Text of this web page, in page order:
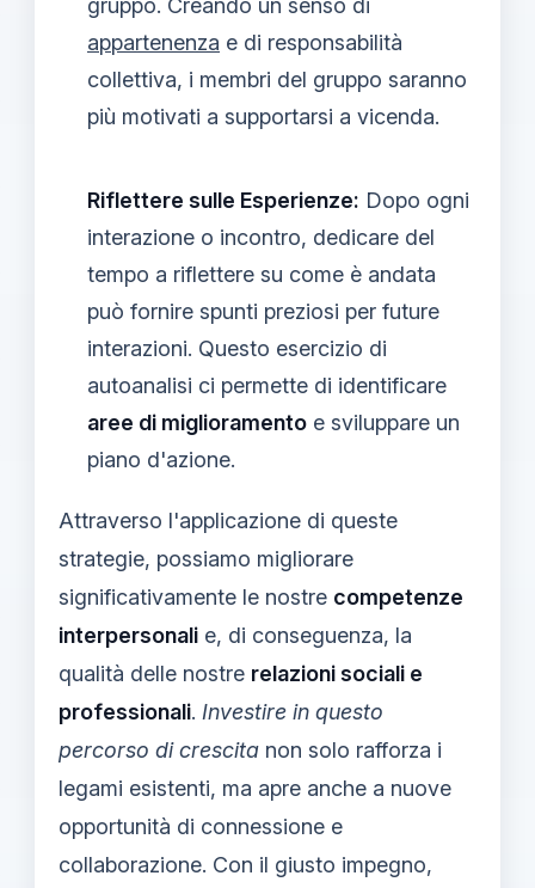
appartenenza e di responsabilità
collettiva, i membri del gruppo saranno
più motivati a supportarsi a vicenda.
Riflettere sulle Esperienze: Dopo ogni
interazione o incontro, dedicare del
tempo a riflettere su come è andata
può fornire spunti preziosi per future
interazioni. Questo esercizio di
autoanalisi ci permette di identificare
aree di miglioramento e sviluppare un
piano d'azione.
Attraverso l'applicazione di queste
strategie, possiamo migliorare
significativamente le nostre competenze
interpersonali e, di conseguenza, la
qualità delle nostre relazioni sociali e
professionali. Investire in questo
percorso di crescita non solo rafforza i
legami esistenti, ma apre anche a nuove
opportunità di connessione e
collaborazione. Con il giusto impegno,